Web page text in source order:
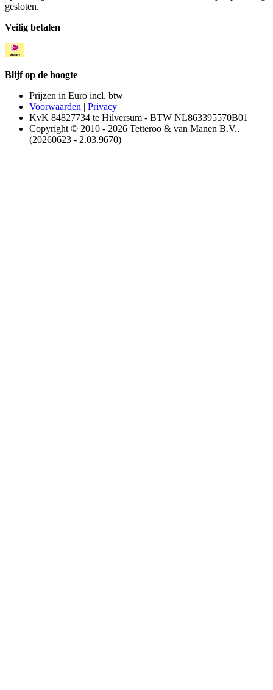
gesloten.
Veilig betalen
Blijf op de hoogte
Prijzen in Euro incl. btw
Voorwaarden | Privacy
KvK 84827734 te Hilversum - BTW NL863395570B01
Copyright © 2010 - 2026 Tetteroo & van Manen B.V..
(20260623 - 2.03.9670)